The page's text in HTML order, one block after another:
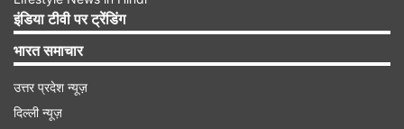
हैं।
इंडिया टीवी पर ट्रेंडिंग
भारत समाचार
उत्तर प्रदेश न्यूज़
दिल्ली न्यूज़